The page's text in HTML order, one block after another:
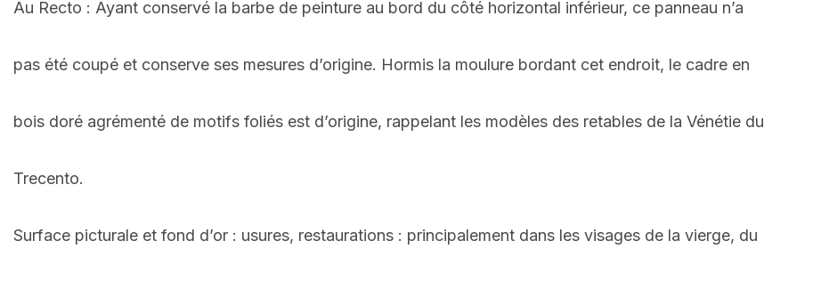
Au Recto : Ayant conservé la barbe de peinture au bord du côté horizontal inférieur, ce panneau n’a
pas été coupé et conserve ses mesures d’origine. Hormis la moulure bordant cet endroit, le cadre en
bois doré agrémenté de motifs foliés est d’origine, rappelant les modèles des retables de la Vénétie du
Trecento.
Surface picturale et fond d’or : usures, restaurations : principalement dans les visages de la vierge, du